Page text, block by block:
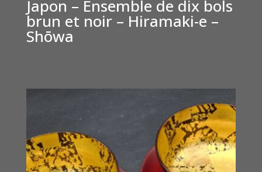
Japon – Ensemble de dix bols
brun et noir – Hiramaki-e –
Shōwa